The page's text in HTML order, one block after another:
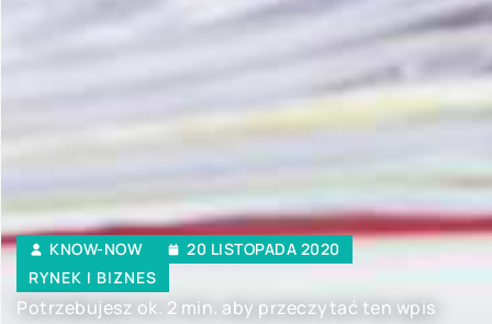
KNOW-NOW
20 LISTOPADA 2020
RYNEK I BIZNES
Potrzebujesz ok. 2 min. aby przeczytać ten wpis